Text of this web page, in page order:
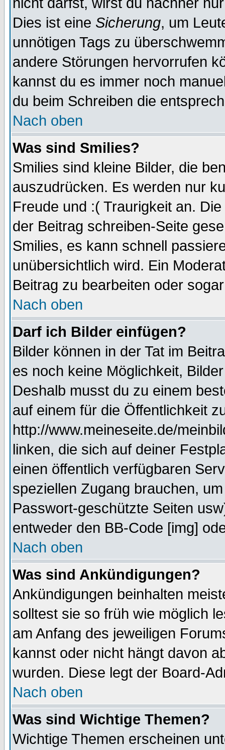
Dies ist eine Sicherung, um
unnötigen Tags zu
andere Störungen hervorrufen
kannst du es immer noch
du beim Schreiben die
Nach oben
Was sind Smilies?
Smilies sind kleine Bilder, die
auszudrücken. Es werden nur
Freude und :( Traurigkeit an.
der Beitrag schreiben-Seite
Smilies, es kann schnell
unübersichtlich wird. Ein
Beitrag zu bearbeiten oder
Nach oben
Darf ich Bilder einfügen?
Bilder können in der Tat im
es noch keine Möglichkeit,
Deshalb musst du zu einem
auf einem für die Öffentlichkeit
http://www.meineseite.de/
linken, die sich auf deiner
einen öffentlich verfügbaren
speziellen Zugang brauchen,
Passwort-geschützte Seiten
entweder den BB-Code [img]
Nach oben
Was sind Ankündigungen?
Ankündigungen beinhalten
solltest sie so früh wie möglich
am Anfang des jeweiligen
kannst oder nicht hängt davon
wurden. Diese legt der Board-
Nach oben
Was sind Wichtige Themen?
Wichtige Themen erscheinen